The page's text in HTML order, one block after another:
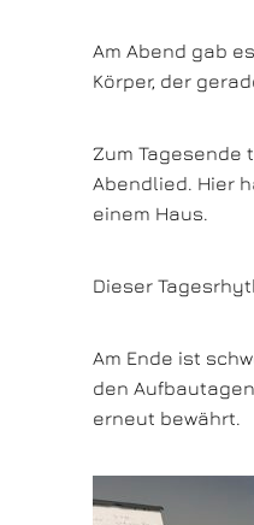
Am Abend gab
Körper, der
Zum Tagesende
Abendlied. Hier
einem Haus.
Dieser
Am Ende ist
den
erneut bewährt.